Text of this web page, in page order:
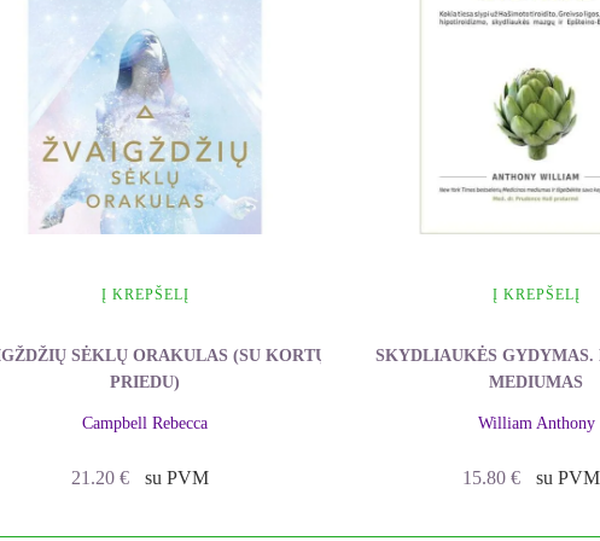
didesnį ar mažesnį katarsį, nes būsite patyręs kažkurią
galite išmedituoti, skirdami jiems daugiau laiko.
laipsnyje tą dieną stovi Saulė, ir medituoti būtent į tą simbolį.
padedančiu atsakyti į svarbius klausimus.
savo darbe, nes ji padės paaiškinti horoskopo planetų
Į KREPŠELĮ
SĖKLŲ ORAKULAS (SU KORTŲ
PRIEDU)
Campbell Rebecca
21.20 € su PVM
Į KREPŠELĮ
SKYDLIAUKĖS GYDYMAS.
MEDIUMAS
William Anthony
15.80 € su PVM